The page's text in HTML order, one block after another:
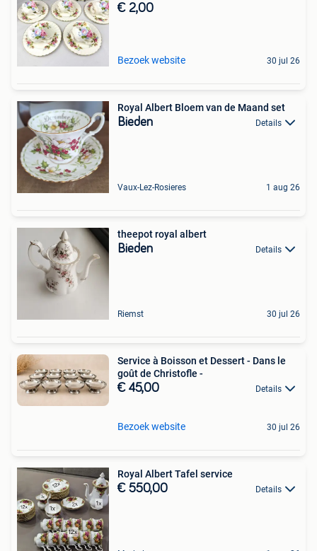
€ 2,00
Bezoek website 30 jul 26
Royal Albert Bloem van de Maand set
Bieden Details
Vaux-Lez-Rosieres 1 aug 26
theepot royal albert
Bieden Details
Riemst 30 jul 26
Service à Boisson et Dessert - Dans le
goût de Christofle -
€ 45,00 Details
Bezoek website 30 jul 26
Royal Albert Tafel service
€ 550,00 Details